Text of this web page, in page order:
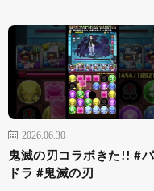
2026.06.30
鬼滅の刃コラボきた!! #
ドラ #鬼滅の刃